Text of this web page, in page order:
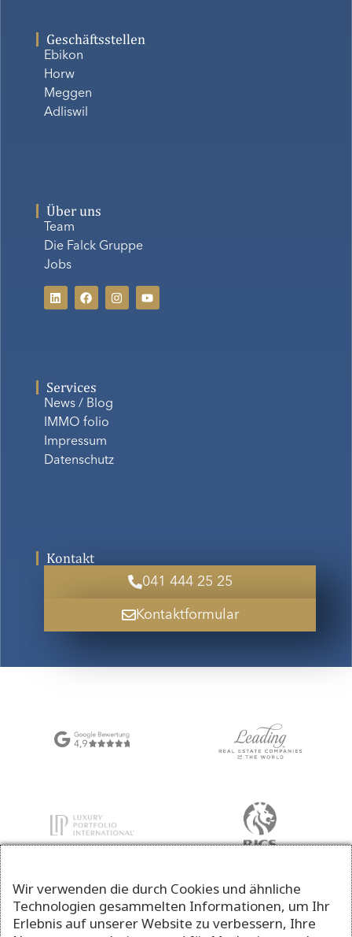
Geschäftsstellen
Ebikon
Horw
Meggen
Adliswil
Über uns
Team
Die Falck Gruppe
Jobs
Services
News / Blog
IMMO folio
Impressum
Datenschutz
Kontakt
041 444 25 25
Kontaktformular
Wir verwenden die durch Cookies und ähnliche
Technologien gesammelten Informationen, um Ihr
Erlebnis auf unserer Website zu verbessern, Ihre